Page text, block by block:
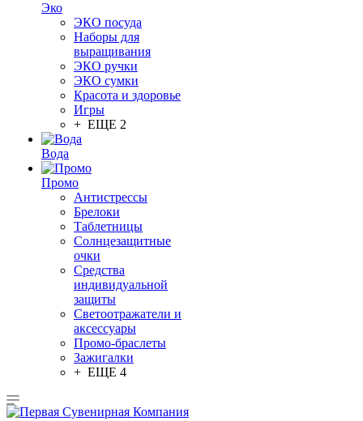
Эко
ЭКО посуда
Наборы для
выращивания
ЭКО ручки
ЭКО сумки
Красота и здоровье
Игры
+ ЕЩЕ 2
Вода
Промо
Антистрессы
Брелоки
Таблетницы
Солнцезащитные
очки
Средства
индивидуальной
защиты
Светоотражатели и
аксессуары
Промо-браслеты
Зажигалки
+ ЕЩЕ 4